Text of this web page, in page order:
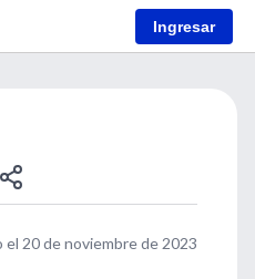
Ingresar
el 20 de noviembre de 2023